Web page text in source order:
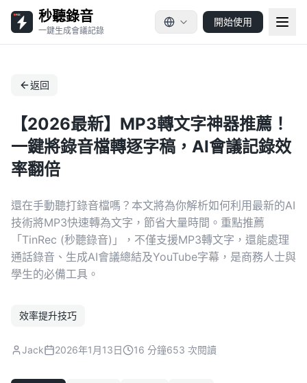
秒聽錄音
一鍵生成會議記錄
開始使用
返回
【2026最新】MP3轉文字神器推薦！
一鍵將錄音檔轉逐字稿，AI會議記錄效
率翻倍
還在手動聽打錄音檔嗎？本文將為你解析如何利用最新的AI
技術將MP3快速轉為文字，節省大量時間。重點推薦
「TinRec (秒聽錄音)」，不僅支援MP3轉文字，還能處理
通話錄音、生成AI會議總結及YouTube字幕，是商務人士與
學生的必備工具。
效率提升技巧
Jack 2026年1月13日 16 分鐘653 次閱讀